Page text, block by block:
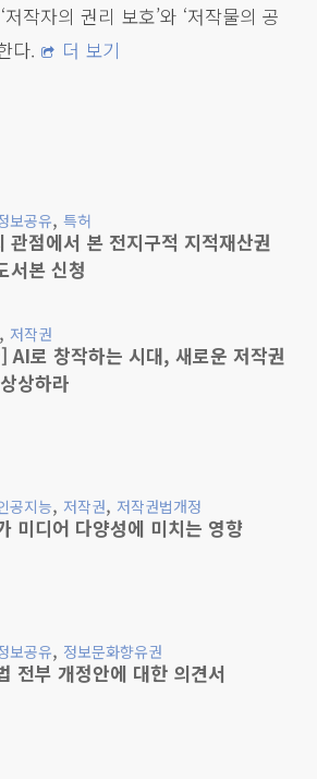
작자의 권리 보호’와 ‘저작물의 공
다.
더 보기
보공유, 특허
관점에서 본 전지구적 지적재산권
서본 신청
, 저작권
AI로 창작하는 시대, 새로운 저작권
상하라
공지능, 저작권, 저작권법개정
미디어 다양성에 미치는 영향
보공유, 정보문화향유권
전부 개정안에 대한 의견서